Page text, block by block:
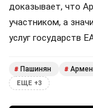
доказывает, что
участником, а
услуг государств
# Пашинян #
ЕЩЕ +3